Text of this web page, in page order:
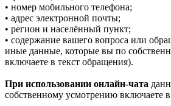
• номер мобильного телефона;
• адрес электронной почты;
• регион и населённый пункт;
• содержание вашего вопроса или
иные данные, которые вы по
включаете в текст обращения).
При использовании онлайн-чата
собственному усмотрению включаете